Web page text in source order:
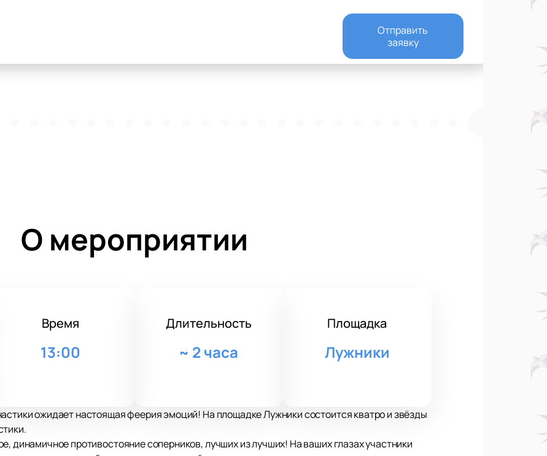
Отправить
заявку
О мероприятии
Время
13:00
Длительность
~ 2 часа
Площадка
Лужники
ожидает настоящая феерия эмоций! На площадке Лужники состоится кватро и звёзды
динамичное противостояние соперников, лучших из лучших! На ваших глазах участники